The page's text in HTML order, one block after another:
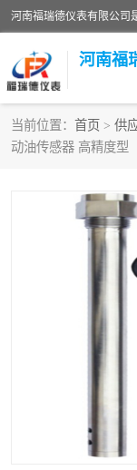
河南福
当前位置： 首页 > 供
动油传感器 高精度型
液位计
压力传感器
液氨液位计
油量传感器
温度变送器